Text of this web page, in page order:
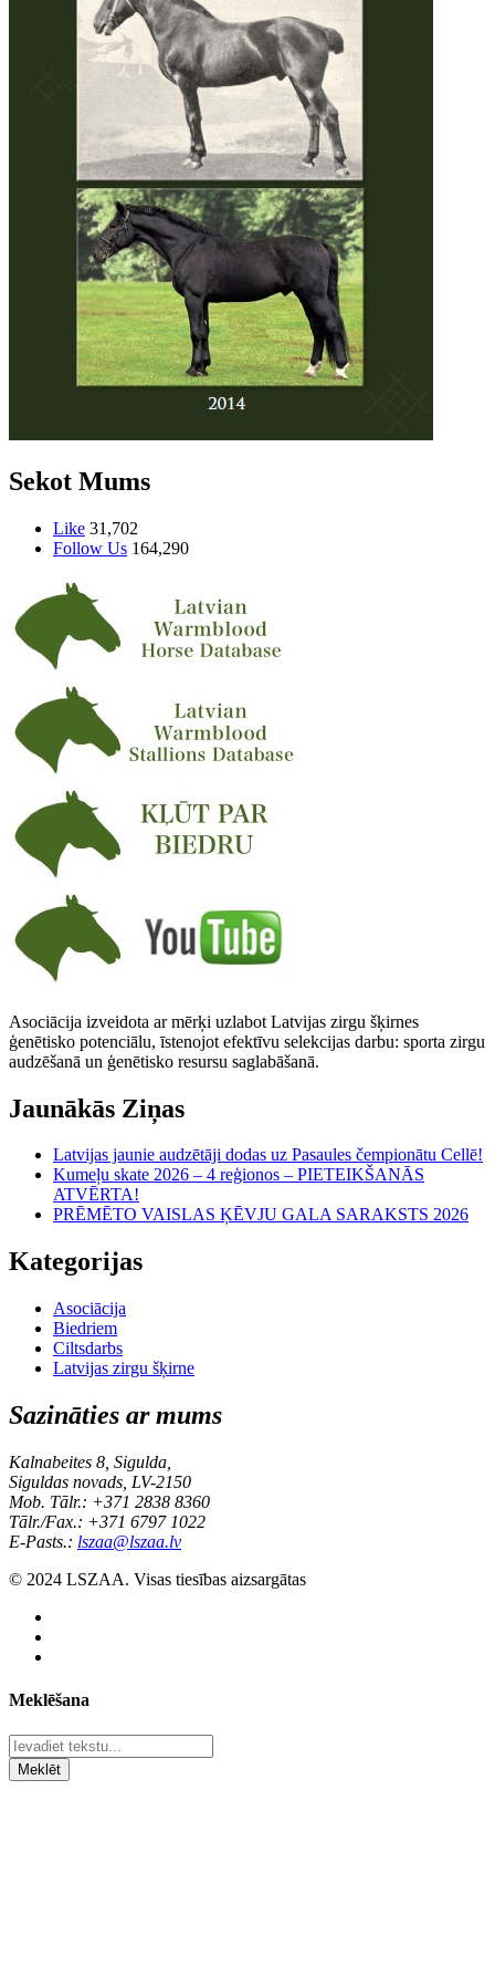
Sekot Mums
Like 31,702
Follow Us 164,290
Asociācija izveidota ar mērķi uzlabot Latvijas zirgu šķirnes
ģenētisko potenciālu, īstenojot efektīvu selekcijas darbu: sporta zirgu
audzēšanā un ģenētisko resursu saglabāšanā.
Jaunākās Ziņas
Latvijas jaunie audzētāji dodas uz Pasaules čempionātu Cellē!
Kumeļu skate 2026 – 4 reģionos – PIETEIKŠANĀS
ATVĒRTA!
PRĒMĒTO VAISLAS ĶĒVJU GALA SARAKSTS 2026
Kategorijas
Asociācija
Biedriem
Ciltsdarbs
Latvijas zirgu šķirne
Sazināties ar mums
Kalnabeites 8, Sigulda,
Siguldas novads, LV-2150
Mob. Tālr.: +371 2838 8360
Tālr./Fax.: +371 6797 1022
E-Pasts.: lszaa@lszaa.lv
© 2024 LSZAA. Visas tiesības aizsargātas
Meklēšana
Meklēt